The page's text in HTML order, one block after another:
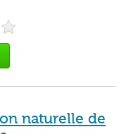
naturelle de